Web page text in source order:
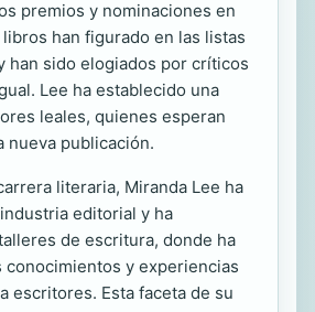
premios y nominaciones en
han figurado en las listas
han sido elogiados por críticos
Lee ha establecido una
leales, quienes esperan
nueva publicación.
literaria, Miranda Lee ha
editorial y ha
de escritura, donde ha
conocimientos y experiencias
escritores. Esta faceta de su